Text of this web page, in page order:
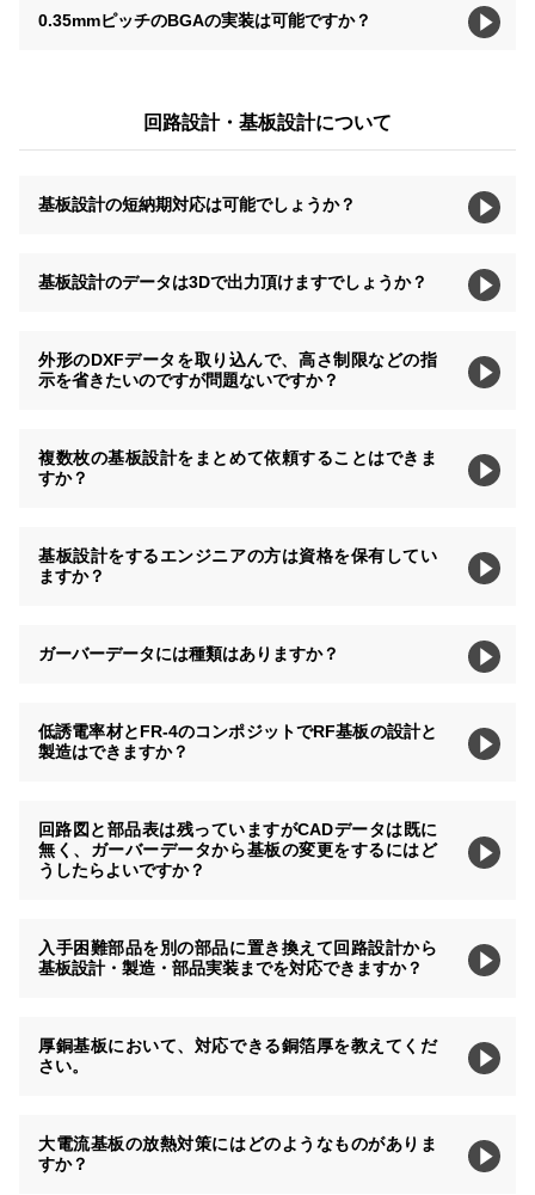
0.35mmピッチのBGAの実装は可能ですか？
回路設計・基板設計について
基板設計の短納期対応は可能でしょうか？
基板設計のデータは3Dで出力頂けますでしょうか？
外形のDXFデータを取り込んで、高さ制限などの指
示を省きたいのですが問題ないですか？
複数枚の基板設計をまとめて依頼することはできま
すか？
基板設計をするエンジニアの方は資格を保有してい
ますか？
ガーバーデータには種類はありますか？
低誘電率材とFR-4のコンポジットでRF基板の設計と
製造はできますか？
回路図と部品表は残っていますがCADデータは既に
無く、ガーバーデータから基板の変更をするにはど
うしたらよいですか？
入手困難部品を別の部品に置き換えて回路設計から
基板設計・製造・部品実装までを対応できますか？
厚銅基板において、対応できる銅箔厚を教えてくだ
さい。
大電流基板の放熱対策にはどのようなものがありま
すか？